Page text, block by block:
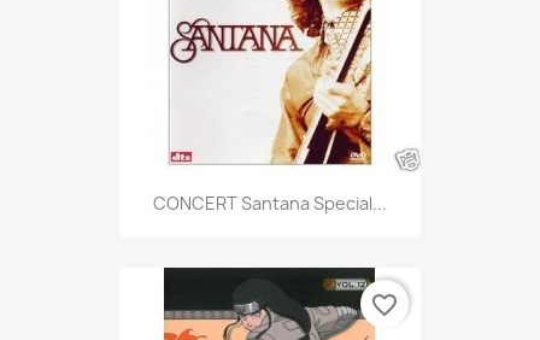
CONCERT Santana Special...
favorite_border